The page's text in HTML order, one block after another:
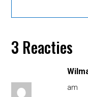
3 Reacties
am